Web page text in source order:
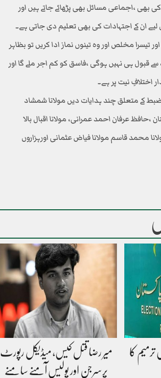
،اجماعی مسائل بھی پڑھائے جاتے ہیں اور
ان کے اجتہادات کی بھی تعلیم دی جاتی ہے۔
مخلص اور وہ تینوں نماز ادا کریں تو بظاہر
قبول ہی نہیں ہوگی ،فاسق کو کم اجر ملے گا اور
اختلافِ نیت پر ہے۔
کے متعلق چند ہدایات دیں مولانا شمشاد
عرفان احمد عمرانی، مولانا اقبال بالا
محمد قاسم مولانا فیاض عثمانی اورہزاروں
ترمیم کا
میر رضا قتل کیس، میڈیکل رپورٹ
پرسرجن اور پولیس آمنے سامنے